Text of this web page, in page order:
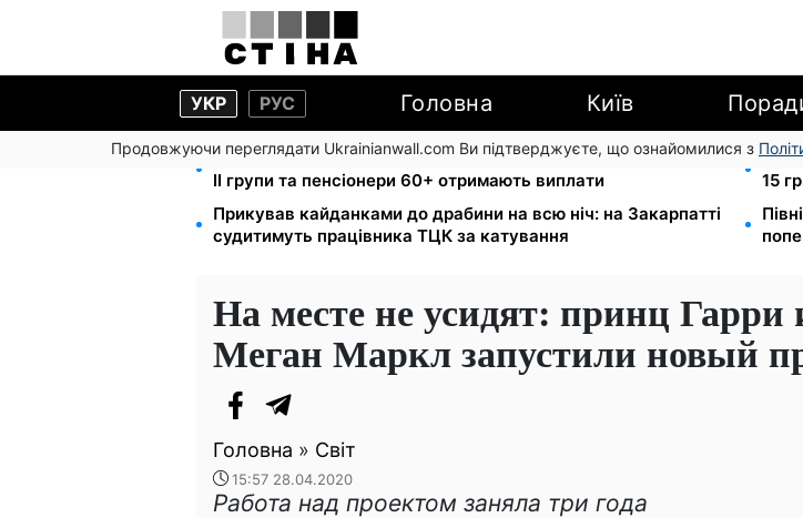
УКР РУС Головна Київ
Продовжуючи переглядати Ukrainianwall.com Ви підтверджуєте, що ознайомилися з
2000 грн щокварталу від фонду США: люди з інвалідністю I-
II групи та пенсіонери 60+ отримають виплати
15
Прикував кайданками до драбини на всю ніч: на Закарпатті
судитимуть працівника ТЦК за катування
На месте не усидят: принц Гарри
Меган Маркл запустили новый
Головна » Світ
15:57 28.04.2020
Работа над проектом заняла три года